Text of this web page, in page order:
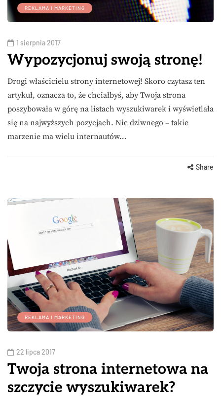
REKLAMA I MARKETING
1 sierpnia 2017
Wypozycjonuj swoją stronę!
Drogi właścicielu strony internetowej! Skoro czytasz ten
artykuł, oznacza to, że chciałbyś, aby Twoja strona
poszybowała w górę na listach wyszukiwarek i wyświetlała
się na najwyższych pozycjach. Nic dziwnego – takie
marzenie ma wielu internautów…
Share
REKLAMA I MARKETING
22 lipca 2017
Twoja strona internetowa na
szczycie wyszukiwarek?